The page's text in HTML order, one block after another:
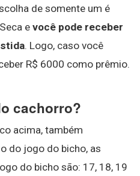
de somente um é
evocê pode receber
. Logo, caso você
R$ 6000 como prêmio.
cachorro?
acima, também
do jogo do bicho, as
do bicho são: 17, 18, 19